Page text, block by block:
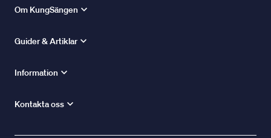
Om KungSängen
Guider & Artiklar
Information
Kontakta oss